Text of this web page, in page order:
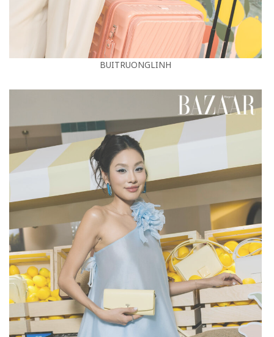
BUITRUONGLINH